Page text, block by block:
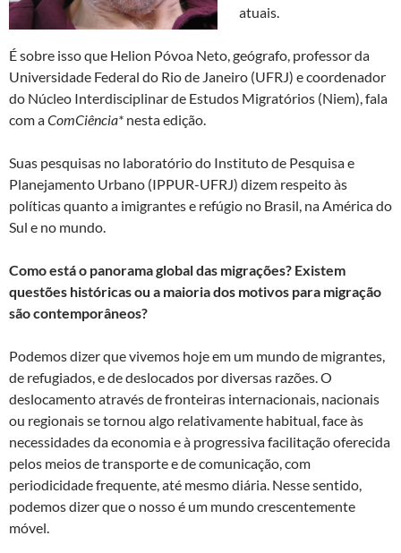
atuais.
É sobre isso que Helion Póvoa Neto, geógrafo, professor da
Universidade Federal do Rio de Janeiro (UFRJ) e coordenador
do Núcleo Interdisciplinar de Estudos Migratórios (Niem), fala
com aComCiência* nesta edição.
Suas pesquisas no laboratório do Instituto de Pesquisa e
Planejamento Urbano (IPPUR-UFRJ) dizem respeito às
políticas quanto a imigrantes e refúgio no Brasil, na América do
Sul e no mundo.
Como está o panorama global das migrações? Existem
questões históricas ou a maioria dos motivos para migração
são contemporâneos?
Podemos dizer que vivemos hoje em um mundo de migrantes,
de refugiados, e de deslocados por diversas razões. O
deslocamento através de fronteiras internacionais, nacionais
ou regionais se tornou algo relativamente habitual, face às
necessidades da economia e à progressiva facilitação oferecida
pelos meios de transporte e de comunicação, com
periodicidade frequente, até mesmo diária. Nesse sentido,
podemos dizer que o nosso é um mundo crescentemente
móvel.